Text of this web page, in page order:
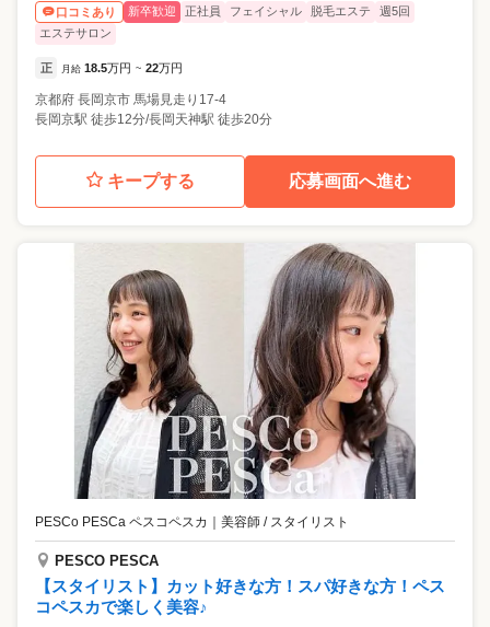
口コミあり 新卒歓迎 正社員 フェイシャル 脱毛エステ
週5回
エステサロン
正 月給 18.5万円 ~ 22万円
京都府 長岡京市 馬場見走り17-4
長岡京駅 徒歩12分/長岡天神駅 徒歩20分
キープする 応募画面へ進む
PESCo PESCa ペスコペスカ ｜ 美容師 / スタイリスト
PESCO PESCA
【スタイリスト】カット好きな方！スパ好きな方！ペス
コペスカで楽しく美容♪